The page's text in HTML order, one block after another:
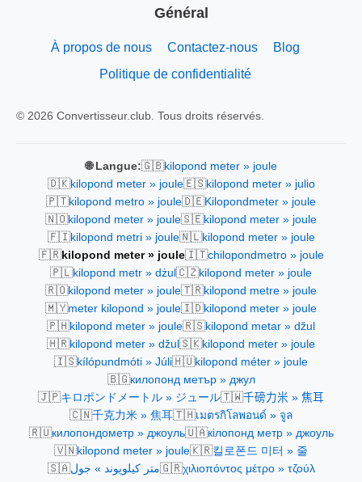
Général
À propos de nous Contactez-nous
Blog
Politique de confidentialité
© 2026 Convertisseur.club. Tous droits réservés.
🌐 Langue:🇬🇧kilopond meter » joule
🇩🇰kilopond meter » joule🇪🇸kilopond meter » julio
🇵🇹kilopond metro » joule🇩🇪Kilopondmeter » joule
🇳🇴kilopond meter » joule🇸🇪kilopond meter » joule
🇫🇮kilopond metri » joule🇳🇱kilopond meter » joule
🇫🇷kilopond meter » joule🇮🇹chilopondmetro » joule
🇵🇱kilopond metr » dżul 🇨🇿kilopond meter » joule
🇷🇴kilopond meter » joule🇹🇷kilopond metre » joule
🇲🇾meter kilopond » joule🇮🇩kilopond meter » joule
🇵🇭kilopond meter » joule🇷🇸kilopond metar » džul
🇭🇷kilopond meter » džul 🇸🇰kilopond meter » joule
🇮🇸kílópundmóti » Júli🇭🇺kilopond méter » joule
🇧🇬килопонд метър » джул
🇯🇵キロポンドメートル » ジュール🇹🇼千磅力米 » 焦耳
🇨🇳千克力米 » 焦耳🇹🇭เมตรกิโลพอนด์ » จูล
🇷🇺килопондометр » джоуль🇺🇦кілопонд метр » джоуль
🇻🇳kilopond meter » joule🇰🇷킬로폰드 미터 » 줄
🇸🇦متر كيلوپوند » جول🇬🇷χιλιοπόντος μέτρο » τζούλ